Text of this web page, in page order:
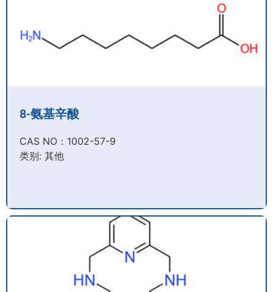
8-氨基辛酸
CAS NO：1002-57-9​
类别: 其他